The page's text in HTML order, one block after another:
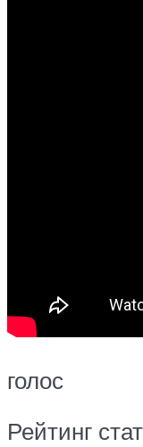
голос
Рейтинг